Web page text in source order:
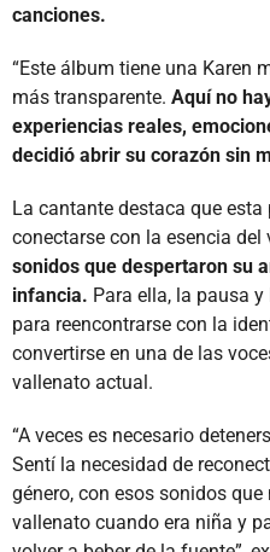
canciones.
“Este álbum tiene una Karen
más transparente. Aquí no
experiencias reales,
decidió abrir su corazón sin
La cantante destaca que
conectarse con la esencia del
sonidos que despertaron su
infancia. Para ella, la pausa
para reencontrarse con la
convertirse en una de las
vallenato actual.
“A veces es necesario
Sentí la necesidad de
género, con esos sonidos
vallenato cuando era niña y